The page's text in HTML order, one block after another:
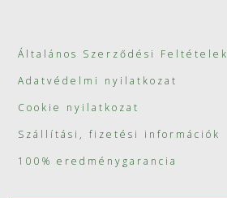
Általános Szerződési Feltételek
Adatvédelmi nyilatkozat
Cookie nyilatkozat
Szállítási, fizetési információk
100% eredménygarancia